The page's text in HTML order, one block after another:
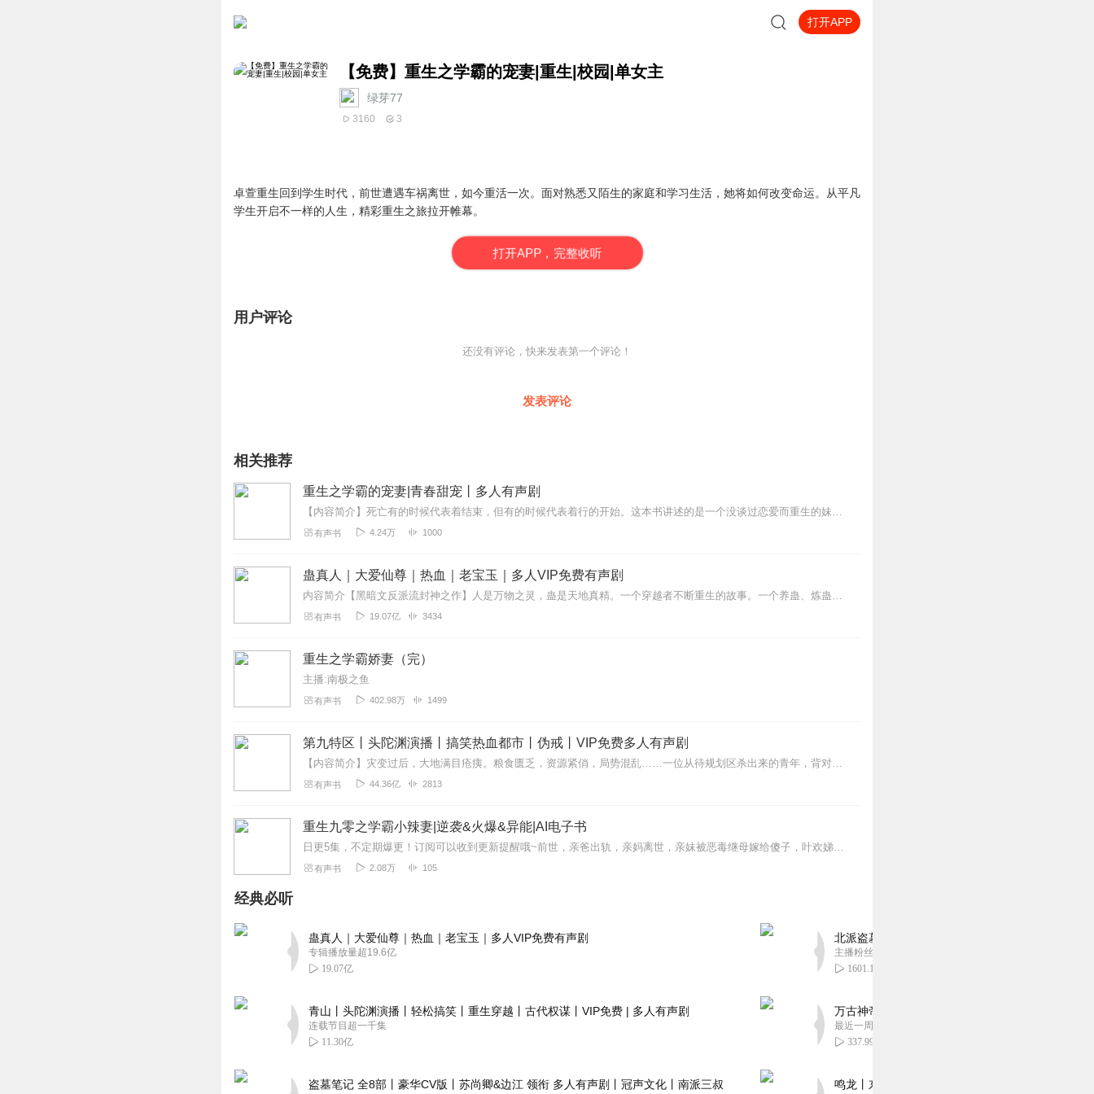
打开APP
【免费】重生之学霸的宠妻|重生|校园|单女主
绿芽77
3160 3
卓萱重生回到学生时代，前世遭遇车祸离世，如今重活一次。面对熟悉又陌生的家庭和学习生活，她将如何改变命运。从平凡
学生开启不一样的人生，精彩重生之旅拉开帷幕。
打开APP，完整收听
用户评论
还没有评论，快来发表第一个评论！
发表评论
相关推荐
重生之学霸的宠妻|青春甜宠丨多人有声剧
【内容简介】死亡有的时候代表着结束，但有的时候代表着行的开始。这本书讲述的是一个没谈过恋爱而重生的妹子卓萱。想让自己做个渣女脚踏N只船。不过计划还没开始就被某个...
有声书 4.24万 1000
蛊真人｜大爱仙尊｜热血｜老宝玉｜多人VIP免费有声剧
内容简介【黑暗文反派流封神之作】人是万物之灵，蛊是天地真精。一个穿越者不断重生的故事。一个养蛊、炼蛊、用蛊的奇特世界。配音组（男角色）老宝玉旁白...
有声书 19.07亿 3434
重生之学霸娇妻（完）
主播:南极之鱼
有声书 402.98万 1499
第九特区丨头陀渊演播丨搞笑热血都市丨伪戒丨VIP免费多人有声剧
【内容简介】灾变过后，大地满目疮痍。粮食匮乏，资源紧俏，局势混乱……一位从待规划区杀出来的青年，背对着漫天黄沙，孤身来到九区谋生，却不曾想偶然结识三五好友，一念...
有声书 44.36亿 2813
重生九零之学霸小辣妻|逆袭&火爆&异能|AI电子书
日更5集，不定期爆更！订阅可以收到更新提醒哦~前世，亲爸出轨，亲妈离世，亲妹被恶毒继母嫁给傻子，叶欢娣也被迫嫁给渣男，从此蹉磨一生。重生后，她誓要改写一家的命...
有声书 2.08万 105
经典必听
蛊真人｜大爱仙尊｜热血｜老宝玉｜多人VIP免费有声剧
专辑播放量超19.6亿
19.07亿
青山丨头陀渊演播丨轻松搞笑丨重生穿越丨古代权谋丨VIP免费 | 多人有声剧
连载节目超一千集
11.30亿
盗墓笔记 全8部丨豪华CV版丨苏尚卿&边江 领衔 多人有声剧丨冠声文化丨南派三叔
北派盗墓笔记丨头陀渊出品丨悬疑灵异丨摸金校尉
主播粉丝1659万
1601.12万
万古神帝丨玄幻丨热血丨紫襟团队演播丨多人有声
最近一周更新
337.99万
鸣龙丨东方玄幻丨紫襟团队丨轻松搞笑丨多人有声